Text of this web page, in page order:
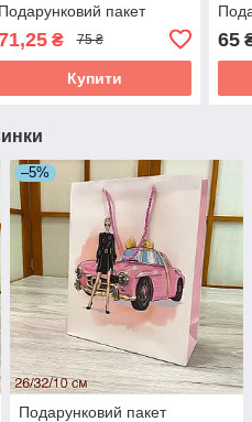
Подарунковий пакет
₴ 75 ₴
Купити
65
–5%
Подарунковий пакет